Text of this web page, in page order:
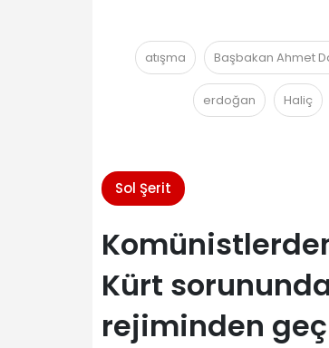
atışma Başbakan Ahmet
erdoğan Haliç
Sol Şerit
Kürt
rejiminden